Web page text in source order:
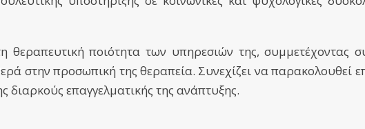
θεραπευτική ποιότητα των υπηρεσιών της, συμμετέχοντας
στην προσωπική της θεραπεία. Συνεχίζει να
διαρκούς επαγγελματικής της ανάπτυξης.